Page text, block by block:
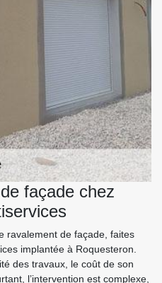
façade chez
ravalement de façade, faites
implantée à Roquesteron.
des travaux, le coût de son
l’intervention est complexe,